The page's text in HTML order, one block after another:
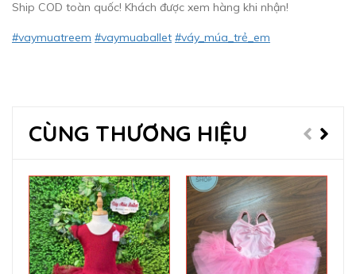
Ship COD toàn quốc! Khách được xem hàng khi nhận!
#vaymuatreem #vaymuaballet #váy_múa_trẻ_em
CÙNG THƯƠNG HIỆU